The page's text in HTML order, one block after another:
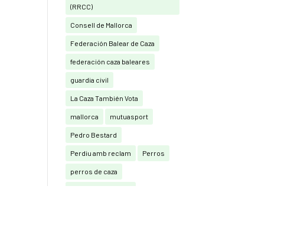
(RRCC)
Consell de Mallorca
Federación Balear de Caza
federación caza baleares
guardia civil
La Caza También Vota
mallorca mutuasport
Pedro Bestard
Perdiu amb reclam Perros
perros de caza